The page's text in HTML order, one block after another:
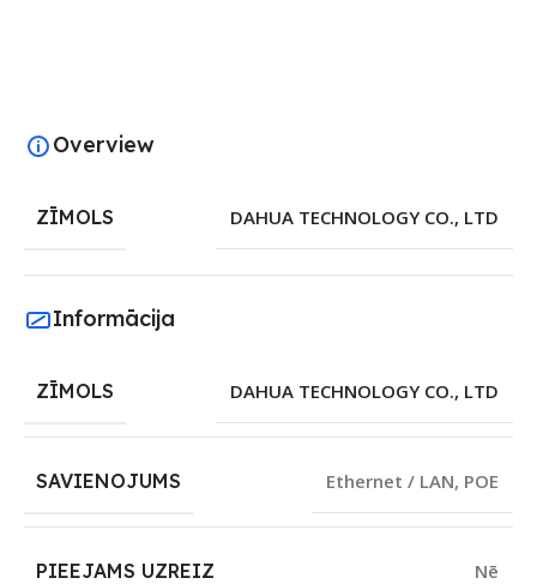
Overview
ZĪMOLS DAHUA TECHNOLOGY CO., LTD
Informācija
ZĪMOLS DAHUA TECHNOLOGY CO., LTD
SAVIENOJUMS Ethernet / LAN, POE
PIEEJAMS UZREIZ Nē